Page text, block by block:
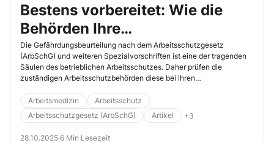
Bestens vorbereitet: Wie die
Behörden Ihre
Gefährdungsbeurteilungen
überprüfen
Die Gefährdungsbeurteilung nach dem Arbeitsschutzgesetz
(ArbSchG) und weiteren Spezialvorschriften ist eine der tragenden
Säulen des betrieblichen Arbeitsschutzes. Daher prüfen die
zuständigen Arbeitsschutzbehörden diese bei ihren
Prüfungen ablaufen und was Sie unternehmen sollten, damit Ihre
Gefährdungsbeurteilungen auch vor den kritischen Augen der Prüfer
bestehen.
Arbeitsmedizin
Arbeitsschutz
Arbeitsschutzgesetz (ArbSchG)
Artikel +3
28.10.2025·6 Min Lesezeit